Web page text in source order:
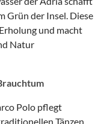
Grün der Insel. Diese
und macht
Natur
Polo pflegt
Tänzen,